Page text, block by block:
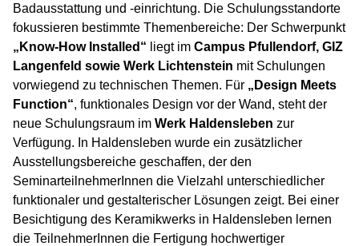
Badausstattung und -einrichtung. Die Schulungsstandorte
fokussieren bestimmte Themenbereiche: Der Schwerpunkt
„Know-How Installed“ liegt im Campus Pfullendorf, GIZ
Langenfeld sowie Werk Lichtenstein mit Schulungen
vorwiegend zu technischen Themen. Für „Design Meets
Function“, funktionales Design vor der Wand, steht der
neue Schulungsraum im Werk Haldensleben zur
Verfügung. In Haldensleben wurde ein zusätzlicher
Ausstellungsbereiche geschaffen, der den
SeminarteilnehmerInnen die Vielzahl unterschiedlicher
funktionaler und gestalterischer Lösungen zeigt. Bei einer
Besichtigung des Keramikwerks in Haldensleben lernen
die TeilnehmerInnen die Fertigung hochwertiger